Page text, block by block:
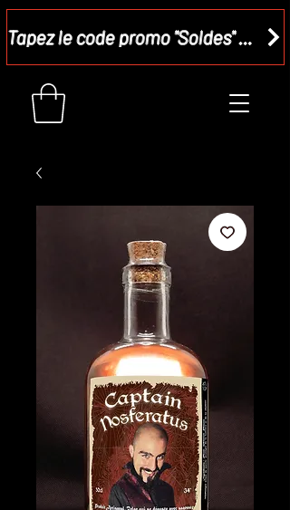
Tapez le code promo "Soldes" dans votre panier et recevez - 15 %